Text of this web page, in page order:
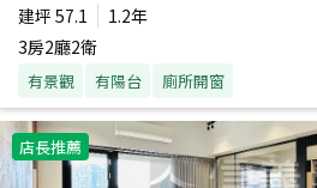
建坪 57.1
1.2年
3房2廳2衛
有景觀 有陽台 廁所開窗
店長推薦